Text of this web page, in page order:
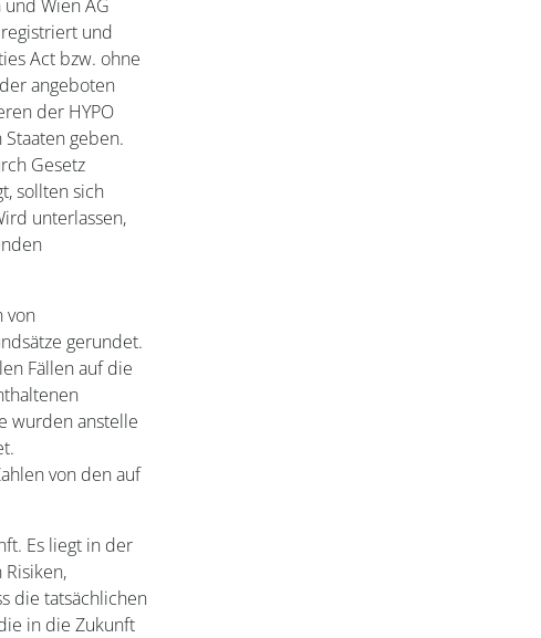
Wien AG
und
Act bzw. ohne
angeboten
der HYPO
geben.
Gesetz
sollten sich
unterlassen,
von
gerundet.
Fällen auf die
wurden anstelle
von den auf
Es liegt in der
die tatsächlichen
in die Zukunft